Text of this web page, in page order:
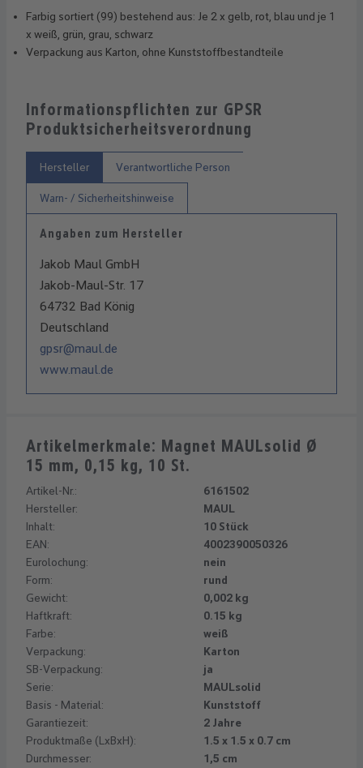
Farbig sortiert (99) bestehend aus: Je 2 x gelb, rot, blau und je 1
x weiß, grün, grau, schwarz
Verpackung aus Karton, ohne Kunststoffbestandteile
Informationspflichten zur GPSR
Produktsicherheitsverordnung
Hersteller Verantwortliche Person
Warn- / Sicherheitshinweise
Angaben zum Hersteller
Jakob Maul GmbH
Jakob-Maul-Str. 17
64732 Bad König
Deutschland
gpsr@maul.de
www.maul.de
Artikelmerkmale: Magnet MAULsolid Ø
15 mm, 0,15 kg, 10 St.
Artikel-Nr.:
6161502
Hersteller:
MAUL
Inhalt:
10 Stück
EAN:
4002390050326
Eurolochung:
nein
Form:
rund
Gewicht:
0,002 kg
Haftkraft:
0.15 kg
Farbe:
weiß
Verpackung:
Karton
SB-Verpackung:
ja
Serie:
MAULsolid
Basis - Material:
Kunststoff
Garantiezeit:
2 Jahre
Produktmaße (LxBxH):
1.5 x 1.5 x 0.7 cm
Durchmesser:
1,5 cm